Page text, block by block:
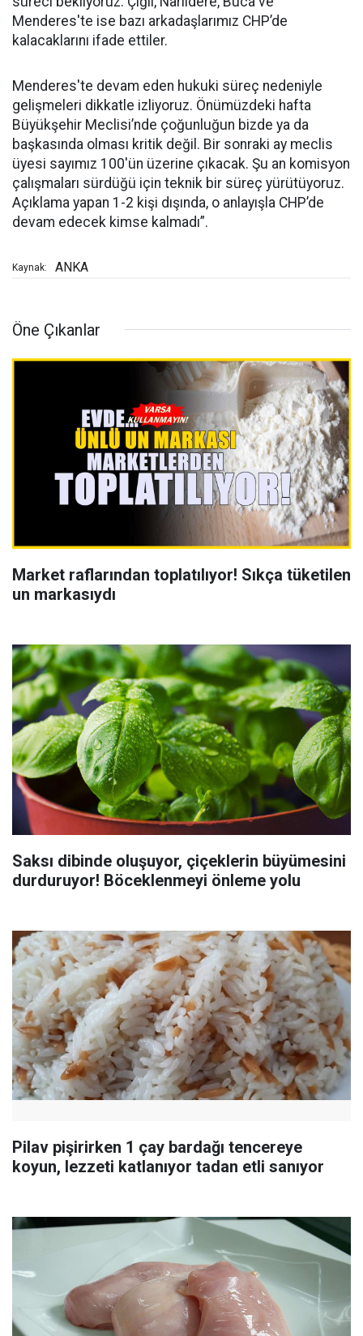
Menderes'te ise bazı arkadaşlarımız CHP’de
kalacaklarını ifade ettiler.
Menderes'te devam eden hukuki süreç nedeniyle
gelişmeleri dikkatle izliyoruz. Önümüzdeki hafta
Büyükşehir Meclisi’nde çoğunluğun bizde ya da
başkasında olması kritik değil. Bir sonraki ay meclis
üyesi sayımız 100'ün üzerine çıkacak. Şu an komisyon
çalışmaları sürdüğü için teknik bir süreç yürütüyoruz.
Açıklama yapan 1-2 kişi dışında, o anlayışla CHP’de
devam edecek kimse kalmadı”.
Kaynak: ANKA
Öne Çıkanlar
Market raflarından toplatılıyor! Sıkça tüketilen
un markasıydı
Saksı dibinde oluşuyor, çiçeklerin büyümesini
durduruyor! Böceklenmeyi önleme yolu
Pilav pişirirken 1 çay bardağı tencereye
koyun, lezzeti katlanıyor tadan etli sanıyor